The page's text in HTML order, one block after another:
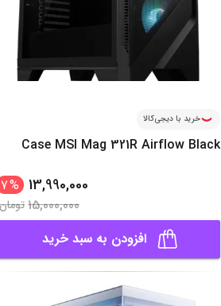
خرید با دیجی‌کالا
Case MSI Mag 321R Airflow Black
13,990,000
%
7
15,000,000تومان
افزودن به سبد خرید